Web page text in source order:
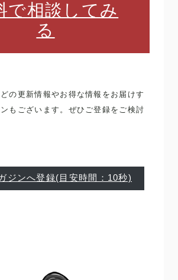
で相談してみ
る
の更新情報やお得な情報をお届けす
もございます。ぜひご登録をご検討
ジンへ登録(目安時間：10秒)